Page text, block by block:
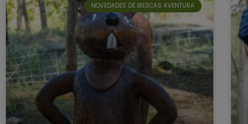
NOVEDADES DE BIESCAS AVENTURA